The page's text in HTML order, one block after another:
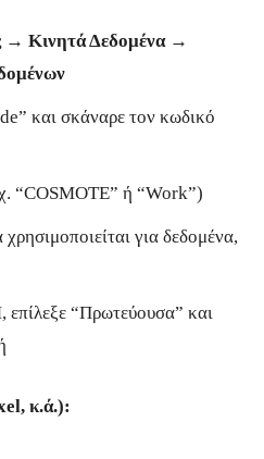
→ Κινητά Δεδομένα →
και σκάναρε τον κωδικό
“COSMOTE” ή “Work”)
για δεδομένα,
“Πρωτεύουσα” και
κ.ά.):